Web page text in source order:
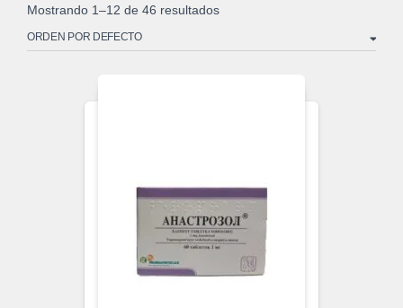
Mostrando 1–12 de 46 resultados